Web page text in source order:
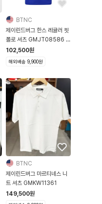
BTNC
제이린드버그 한스 레귤러 핏
폴로 셔츠 GMJT08586 남
성용 기능성 골프웨어
102,500원
해외배송 9,900원
BTNC
제이린드버그 마르티네스 니
트 셔츠 GMKW11361
149,500원